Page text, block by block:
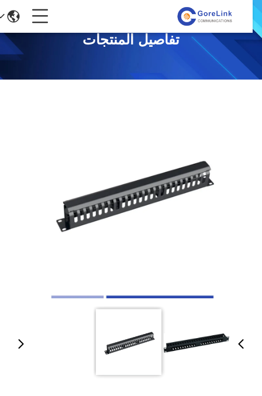
تفاصيل المنتجات